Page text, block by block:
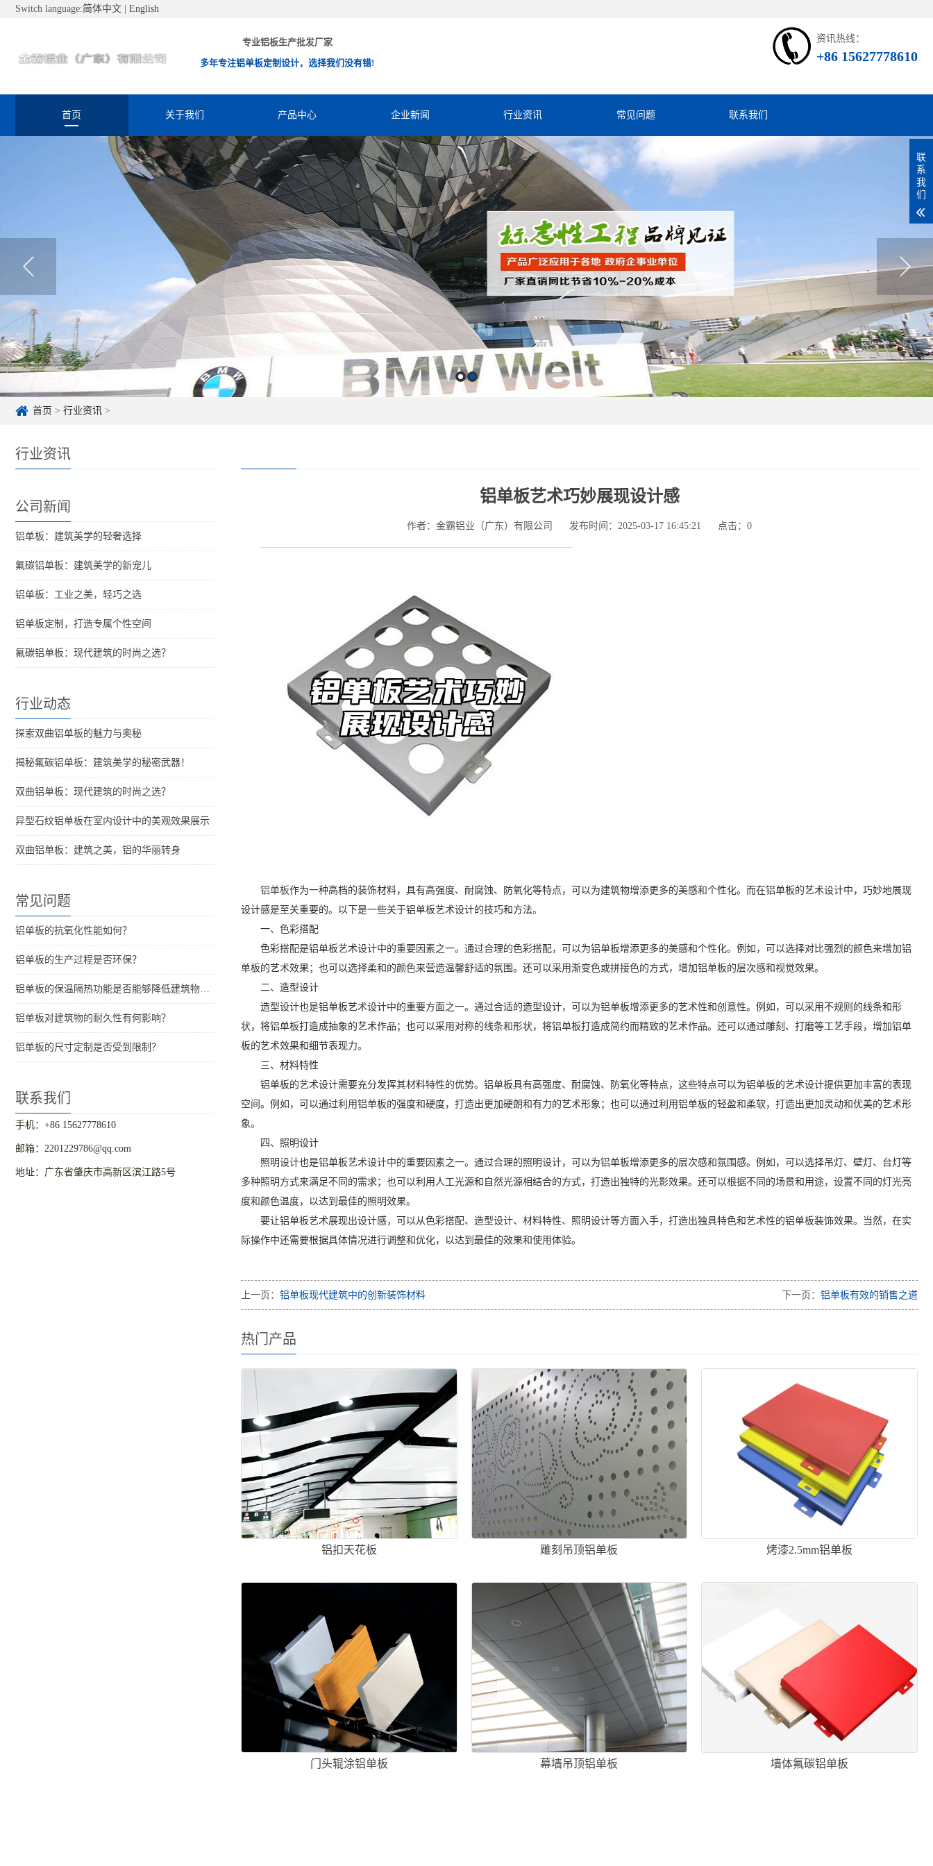
Switch language:简体中文 English
专业铝板生产批发厂家
多年专注铝单板定制设计，选择我们没有错!
资讯热线：
+86 15627778610
首页 关于我们 产品中心 企业新闻 行业资讯 常见问题 联系我们
首页 > 行业资讯 >
行业资讯
公司新闻
铝单板：建筑美学的轻奢选择
氟碳铝单板：建筑美学的新宠儿
铝单板：工业之美，轻巧之选
铝单板定制，打造专属个性空间
氟碳铝单板：现代建筑的时尚之选？
行业动态
探索双曲铝单板的魅力与奥秘
揭秘氟碳铝单板：建筑美学的秘密武器！
双曲铝单板：现代建筑的时尚之选？
异型石纹铝单板在室内设计中的美观效果展示
双曲铝单板：建筑之美，铝的华丽转身
常见问题
铝单板的抗氧化性能如何？
铝单板的生产过程是否环保？
铝单板的保温隔热功能是否能够降低建筑物的能耗？
铝单板对建筑物的耐久性有何影响？
铝单板的尺寸定制是否受到限制？
联系我们
手机：+86 15627778610
邮箱：2201229786@qq.com
地址：广东省肇庆市高新区滨江路5号
铝单板艺术巧妙展现设计感
作者：金霸铝业（广东）有限公司 发布时间：2025-03-17 16:45:21 点击： 0
铝单板作为一种高档的装饰材料，具有高强度、耐腐蚀、防氧化等特点，可以为建筑物增添更多的美感和个性化。而在铝单板的艺术设计中，巧妙地展现
设计感是至关重要的。以下是一些关于铝单板艺术设计的技巧和方法。
一、色彩搭配
色彩搭配是铝单板艺术设计中的重要因素之一。通过合理的色彩搭配，可以为铝单板增添更多的美感和个性化。例如，可以选择对比强烈的颜色来增加铝
单板的艺术效果；也可以选择柔和的颜色来营造温馨舒适的氛围。还可以采用渐变色或拼接色的方式，增加铝单板的层次感和视觉效果。
二、造型设计
造型设计也是铝单板艺术设计中的重要方面之一。通过合适的造型设计，可以为铝单板增添更多的艺术性和创意性。例如，可以采用不规则的线条和形
状，将铝单板打造成抽象的艺术作品；也可以采用对称的线条和形状，将铝单板打造成简约而精致的艺术作品。还可以通过雕刻、打磨等工艺手段，增加铝单
板的艺术效果和细节表现力。
三、材料特性
铝单板的艺术设计需要充分发挥其材料特性的优势。铝单板具有高强度、耐腐蚀、防氧化等特点，这些特点可以为铝单板的艺术设计提供更加丰富的表现
空间。例如，可以通过利用铝单板的强度和硬度，打造出更加硬朗和有力的艺术形象；也可以通过利用铝单板的轻盈和柔软，打造出更加灵动和优美的艺术形
象。
四、照明设计
照明设计也是铝单板艺术设计中的重要因素之一。通过合理的照明设计，可以为铝单板增添更多的层次感和氛围感。例如，可以选择吊灯、壁灯、台灯等
多种照明方式来满足不同的需求；也可以利用人工光源和自然光源相结合的方式，打造出独特的光影效果。还可以根据不同的场景和用途，设置不同的灯光亮
度和颜色温度，以达到最佳的照明效果。
要让铝单板艺术展现出设计感，可以从色彩搭配、造型设计、材料特性、照明设计等方面入手，打造出独具特色和艺术性的铝单板装饰效果。当然，在实
际操作中还需要根据具体情况进行调整和优化，以达到最佳的效果和使用体验。
上一页： 铝单板现代建筑中的创新装饰材料 下一页： 铝单板有效的销售之道
热门产品
铝扣天花板 雕刻吊顶铝单板 烤漆2.5mm铝单板
门头辊涂铝单板 幕墙吊顶铝单板 墙体氟碳铝单板
联
系
我
们